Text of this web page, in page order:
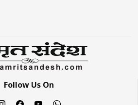
Follow Us On